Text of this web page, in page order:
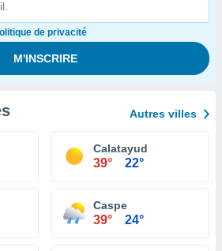
de privacité
Autres villes
Calatayud
39° 22°
Caspe
39° 24°